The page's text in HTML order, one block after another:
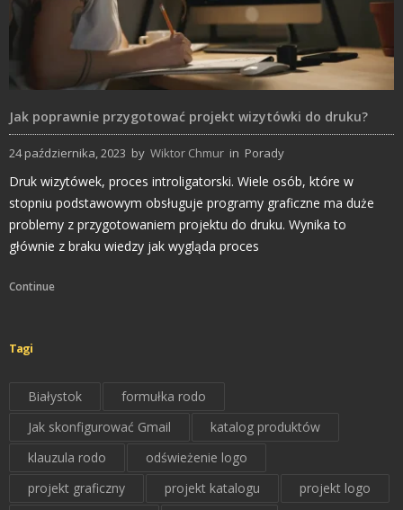
Jak poprawnie przygotować projekt wizytówki do druku?
24 października, 2023 by Wiktor Chmur in Porady
Druk wizytówek, proces introligatorski. Wiele osób, które w
stopniu podstawowym obsługuje programy graficzne ma duże
problemy z przygotowaniem projektu do druku. Wynika to
głównie z braku wiedzy jak wygląda proces
Continue
Tagi
Białystok
formułka rodo
Jak skonfigurować Gmail
katalog produktów
klauzula rodo
odświeżenie logo
projekt graficzny
projekt katalogu
projekt logo